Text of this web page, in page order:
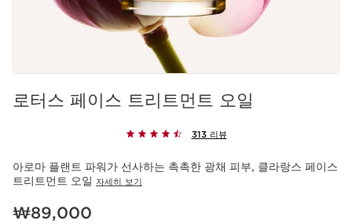
로터스 페이스 트리트먼트 오일
313 리뷰
아로마 플랜트 파워가 선사하는 촉촉한 광채 피부, 클라랑스 페이스
트리트먼트 오일 자세히 보기
현재 가격 ₩89,000
₩89,000